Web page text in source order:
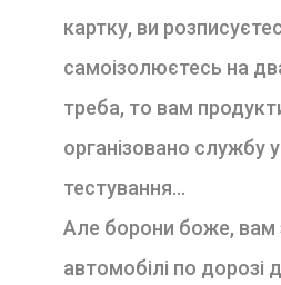
картку, ви
самоізолюєтесь на
треба, то вам
організовано службу
тестування…
Але борони боже, вам
автомобілі по дорозі